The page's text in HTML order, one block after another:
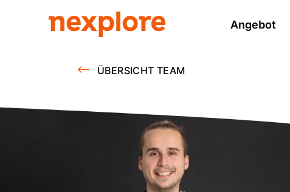
Angebot
ÜBERSICHT TEAM